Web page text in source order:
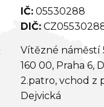
IČ: 05530288
DIČ:
Vítězné náměstí
160 00, Praha 6,
2.patro, vchod z
Dejvická